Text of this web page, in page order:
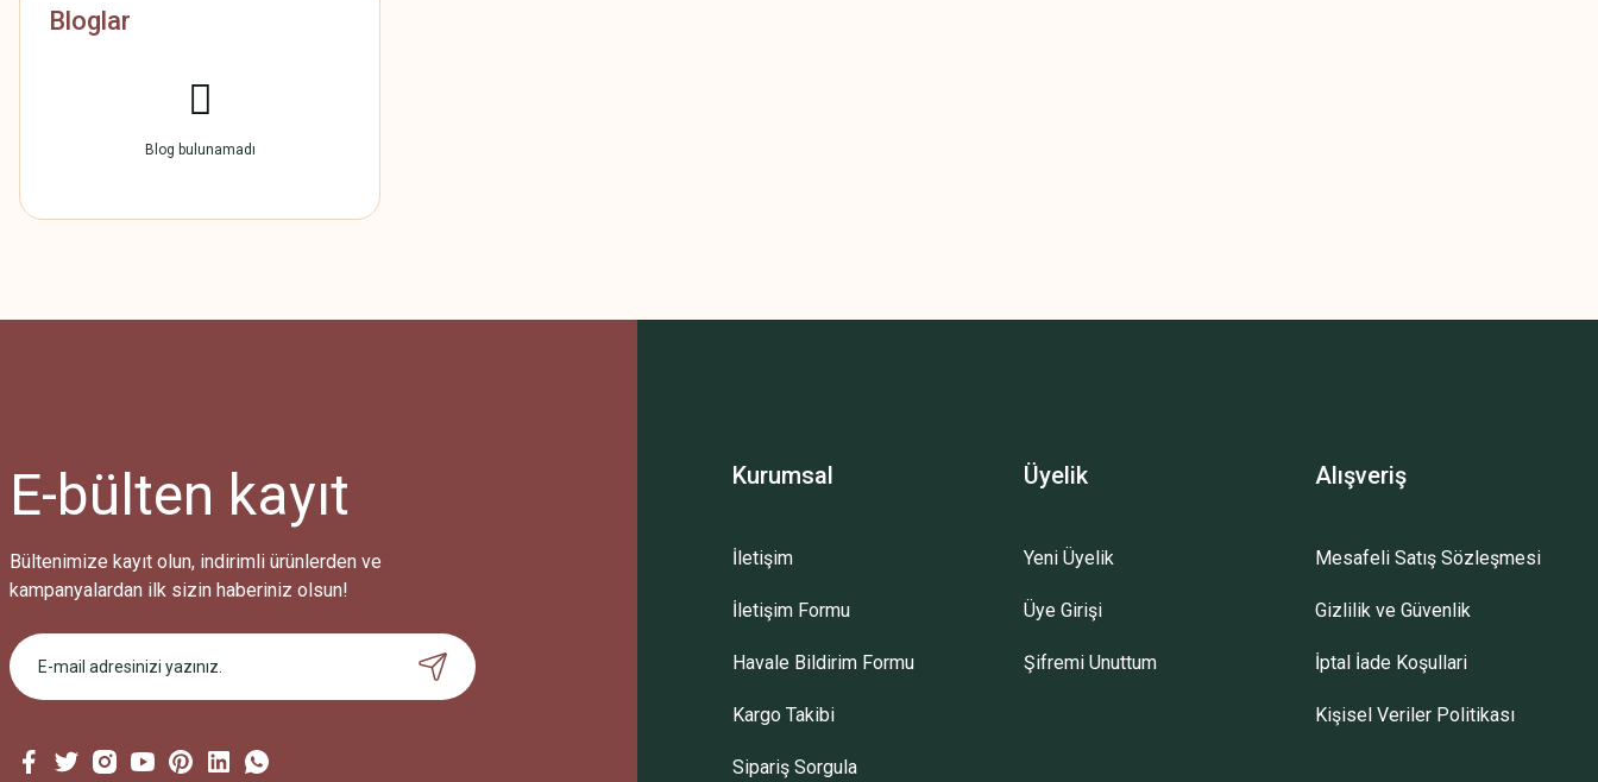
Bloglar
Blog bulunamadı
E-bülten kayıt
Bültenimize kayıt olun, indirimli ürünlerden ve
kampanyalardan ilk sizin haberiniz olsun!
Kurumsal
İletişim
İletişim Formu
Havale Bildirim Formu
Kargo Takibi
Sipariş Sorgula
Üyelik
Yeni Üyelik
Üye Girişi
Şifremi Unuttum
Alışveriş
Mesafeli Satış Sözleşmesi
Gizlilik ve Güvenlik
İptal İade Koşullari
Kişisel Veriler Politikası